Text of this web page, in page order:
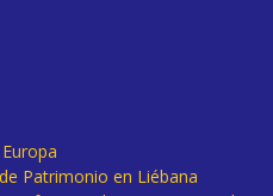
Patrimonio en Liébana